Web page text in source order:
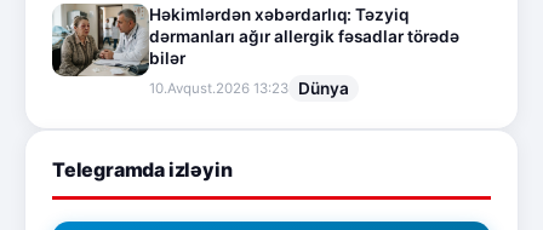
Həkimlərdən xəbərdarlıq: Təzyiq
dərmanları ağır allergik fəsadlar törədə
bilər
10.Avqust.2026 13:23 Dünya
Telegramda izləyin